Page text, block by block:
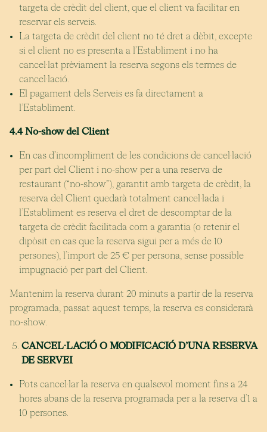
targeta de crèdit del client, que el client va facilitar en
reservar els serveis.
La targeta de crèdit del client no té dret a dèbit, excepte
si el client no es presenta a l’Establiment i no ha
cancel·lat prèviament la reserva segons els termes de
cancel·lació.
El pagament dels Serveis es fa directament a
l’Establiment.
4.4 No-show del Client
En cas d’incompliment de les condicions de cancel·lació
per part del Client i no-show per a una reserva de
restaurant (“no-show”), garantit amb targeta de crèdit, la
reserva del Client quedarà totalment cancel·lada i
l’Establiment es reserva el dret de descomptar de la
targeta de crèdit facilitada com a garantia (o retenir el
dipòsit en cas que la reserva sigui per a més de 10
persones), l’import de 25 € per persona, sense possible
impugnació per part del Client.
Mantenim la reserva durant 20 minuts a partir de la reserva
programada, passat aquest temps, la reserva es considerarà
no-show.
CANCEL·LACIÓ O MODIFICACIÓ D’UNA RESERVA
DE SERVEI
Pots cancel·lar la reserva en qualsevol moment fins a 24
hores abans de la reserva programada per a la reserva d’1 a
10 persones.